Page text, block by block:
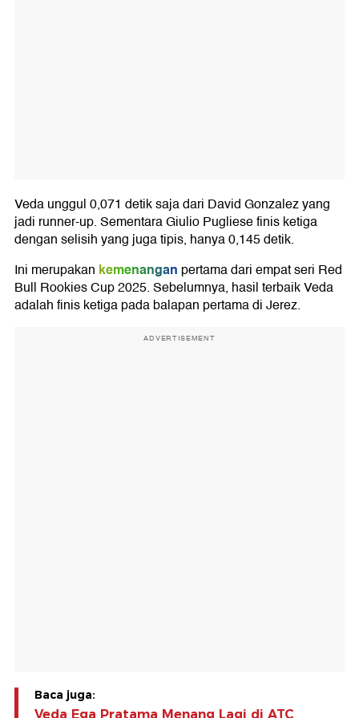
Veda unggul 0,071 detik saja dari David Gonzalez yang
jadi runner-up. Sementara Giulio Pugliese finis ketiga
dengan selisih yang juga tipis, hanya 0,145 detik.
Ini merupakan kemenangan pertama dari empat seri Red
Bull Rookies Cup 2025. Sebelumnya, hasil terbaik Veda
adalah finis ketiga pada balapan pertama di Jerez.
ADVERTISEMENT
Baca juga:
Veda Ega Pratama Menang Lagi di ATC